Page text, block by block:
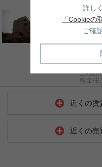
賃貸｜
チェス
都営
丸ノ
9.6万円
1K
建物面
土地面
敷金/礼
近くの賃
近くの売
詳し
「Cookieの
ご確